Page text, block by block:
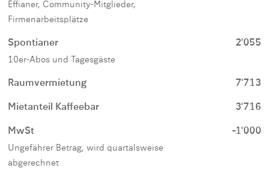
Effianer, Community-Mitglieder,
Firmenarbeitsplätze
Spontianer 2'055
10er-Abos und Tagesgäste
Raumvermietung 7'713
Mietanteil Kaffeebar 3'716
MwSt -1'000
Ungefährer Betrag, wird quartalsweise
abgerechnet